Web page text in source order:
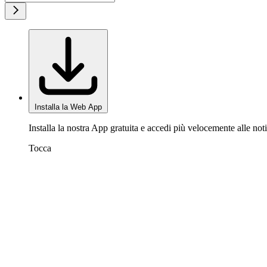
Installa la Web App
Installa la nostra App gratuita e accedi più velocemente alle
Tocca